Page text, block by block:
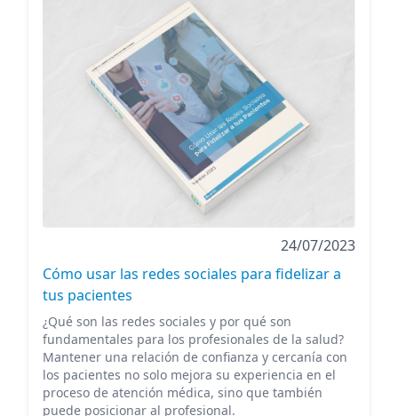
24/07/2023
Cómo usar las redes sociales para fidelizar a
tus pacientes
¿Qué son las redes sociales y por qué son
fundamentales para los profesionales de la salud?
Mantener una relación de confianza y cercanía con
los pacientes no solo mejora su experiencia en el
proceso de atención médica, sino que también
puede posicionar al profesional.